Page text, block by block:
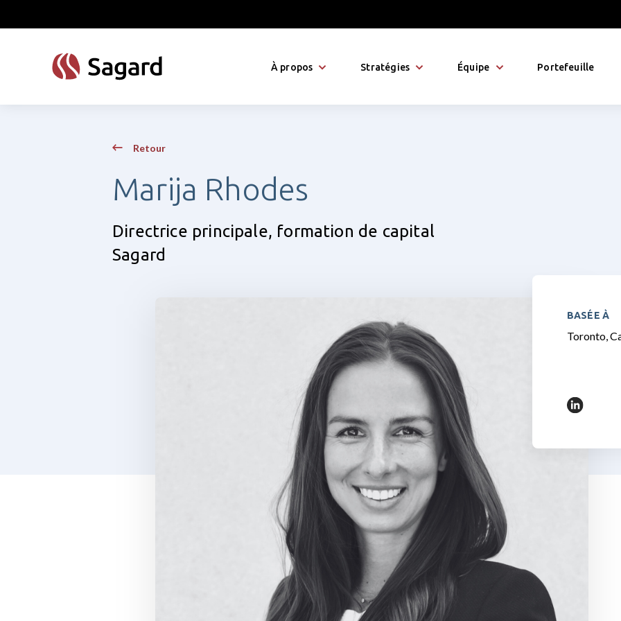
À propos Stratégies Équipe Portefeuille
Retour
Marija Rhodes
Directrice principale, formation de capital
Sagard
BASÉE À
Toronto,
https://